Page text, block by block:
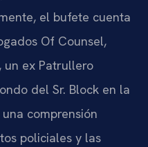
el bufete cuenta
Of Counsel,
ex Patrullero
del Sr. Block en la
comprensión
policiales y las